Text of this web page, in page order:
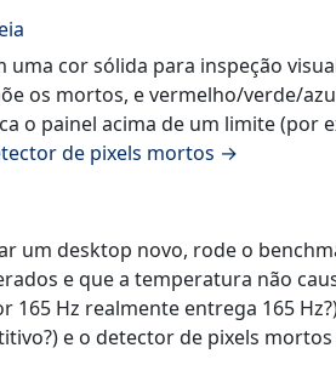
cor sólida para inspeção
os mortos, e vermelho/verde/
o painel acima de um limite (por
de pixels mortos →
um desktop novo, rode o
e que a temperatura não
Hz realmente entrega 165
e o detector de pixels